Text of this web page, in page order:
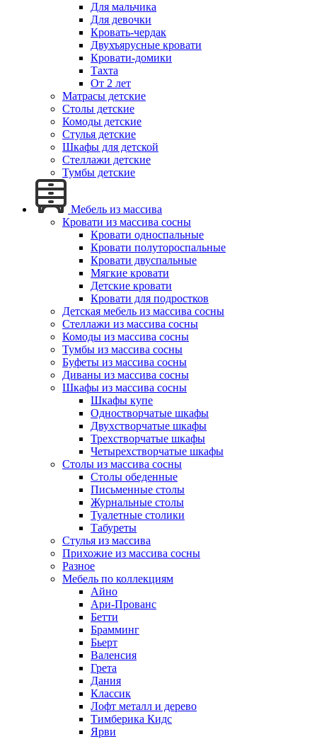
Для мальчика
Для девочки
Кровать-чердак
Двухъярусные кровати
Кровати-домики
Тахта
От 2 лет
Матрасы детские
Столы детские
Комоды детские
Стулья детские
Шкафы для детской
Стеллажи детские
Тумбы детские
Мебель из массива
Кровати из массива сосны
Кровати односпальные
Кровати полутороспальные
Кровати двуспальные
Мягкие кровати
Детские кровати
Кровати для подростков
Детская мебель из массива сосны
Стеллажи из массива сосны
Комоды из массива сосны
Тумбы из массива сосны
Буфеты из массива сосны
Диваны из массива сосны
Шкафы из массива сосны
Шкафы купе
Одностворчатые шкафы
Двухстворчатые шкафы
Трехстворчатые шкафы
Четырехстворчатые шкафы
Столы из массива сосны
Столы обеденные
Письменные столы
Журнальные столы
Туалетные столики
Табуреты
Стулья из массива
Прихожие из массива сосны
Разное
Мебель по коллекциям
Айно
Ари-Прованс
Бетти
Брамминг
Бьерт
Валенсия
Грета
Дания
Классик
Лофт металл и дерево
Тимберика Кидс
Ярви